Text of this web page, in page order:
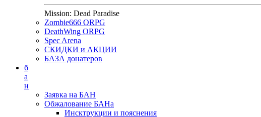
Mission: Dead Paradise
Zombie666 ORPG
DeathWing ORPG
Spec Arena
СКИДКИ и АКЦИИ
БАЗА донатеров
б
а
н
Заявка на БАН
Обжалование БАНа
Инсктрукции и пояснения